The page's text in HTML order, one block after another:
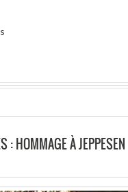
: HOMMAGE À JEPPESEN